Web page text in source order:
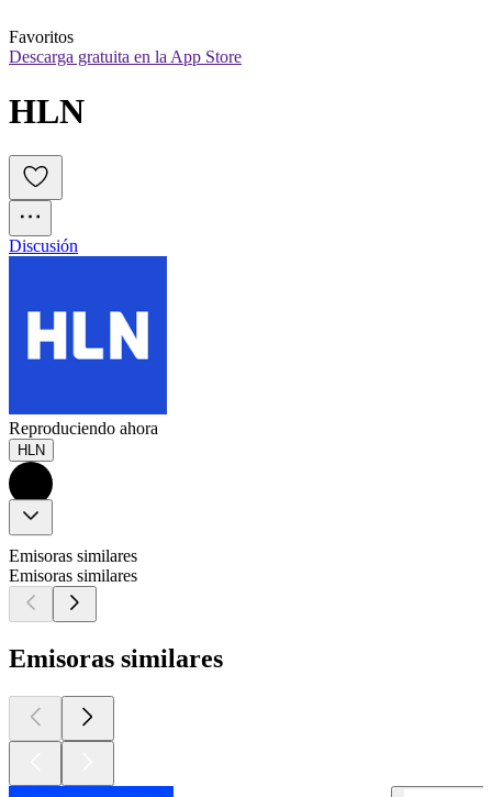
Favoritos
Descarga gratuita en la App Store
HLN
Discusión
Reproduciendo ahora
HLN
Emisoras similares
Emisoras similares
Emisoras similares